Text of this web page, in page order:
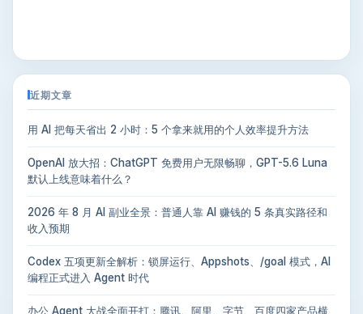
近期文章
用 AI 把每天省出 2 小时：5 个拿来就用的个人效率提升方法
OpenAI 放大招：ChatGPT 免费用户无限畅聊，GPT-5.6 Luna
默认上线意味着什么？
2026 年 8 月 AI 副业全景：普通人靠 AI 赚钱的 5 条真实路径和
收入预期
Codex 五项更新全解析：锁屏运行、Appshots、/goal 模式，AI
编程正式进入 Agent 时代
办公 Agent 大战全面开打：腾讯、阿里、字节、百度四家产品横